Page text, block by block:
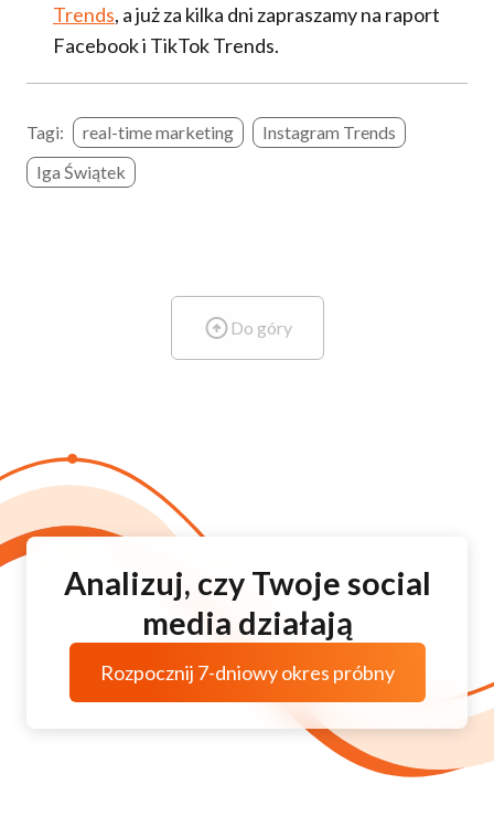
Trends, a już za kilka dni zapraszamy na raport
Facebook i TikTok Trends.
Tagi: real-time marketing
Instagram Trends
Iga Świątek
Do góry
Analizuj, czy Twoje social
media działają
Rozpocznij 7-dniowy okres próbny